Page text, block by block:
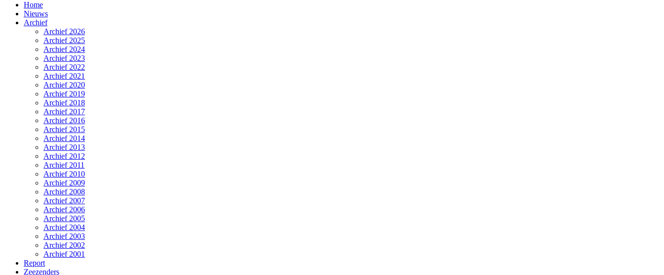
Home
Nieuws
Archief
Archief 2026
Archief 2025
Archief 2024
Archief 2023
Archief 2022
Archief 2021
Archief 2020
Archief 2019
Archief 2018
Archief 2017
Archief 2016
Archief 2015
Archief 2014
Archief 2013
Archief 2012
Archief 2011
Archief 2010
Archief 2009
Archief 2008
Archief 2007
Archief 2006
Archief 2005
Archief 2004
Archief 2003
Archief 2002
Archief 2001
Report
Zeezenders